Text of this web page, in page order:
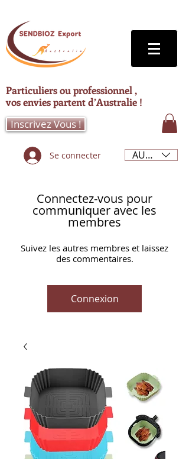
Particuliers ou professionnel ,
vos envies partent d’Australie !
Inscrivez Vous !
Se connecter AUD (AU$)
Connectez-vous pour
communiquer avec les
membres
Suivez les autres membres et laissez
des commentaires.
Connexion